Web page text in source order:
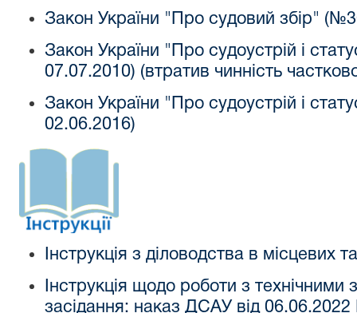
Закон України "Про судовий збір"
Закон України "Про судоустрій і
07.07.2010) (втратив чинність
Закон України "Про судоустрій і
02.06.2016)
Інструкція з діловодства в місцевих
Інструкція щодо роботи з
засідання: наказ ДСАУ від